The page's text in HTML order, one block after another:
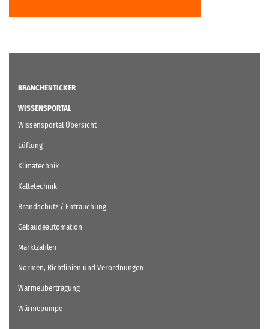
BRANCHENTICKER
WISSENSPORTAL
Wissensportal Übersicht
Lüftung
Klimatechnik
Kältetechnik
Brandschutz / Entrauchung
Gebäudeautomation
Marktzahlen
Normen, Richtlinien und Verordnungen
Wärmeübertragung
Wärmepumpe